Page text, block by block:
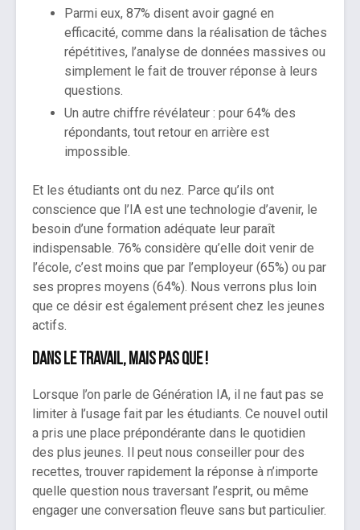
Parmi eux, 87% disent avoir gagné en
efficacité, comme dans la réalisation de tâches
répétitives, l’analyse de données massives ou
simplement le fait de trouver réponse à leurs
questions.
Un autre chiffre révélateur : pour 64% des
répondants, tout retour en arrière est
impossible.
Et les étudiants ont du nez. Parce qu’ils ont
conscience que l’IA est une technologie d’avenir, le
besoin d’une formation adéquate leur paraît
indispensable. 76% considère qu’elle doit venir de
l’école, c’est moins que par l’employeur (65%) ou par
ses propres moyens (64%). Nous verrons plus loin
que ce désir est également présent chez les jeunes
actifs.
Dans le travail, mais pas que!
Lorsque l’on parle de Génération IA, il ne faut pas se
limiter à l’usage fait par les étudiants. Ce nouvel outil
a pris une place prépondérante dans le quotidien
des plus jeunes. Il peut nous conseiller pour des
recettes, trouver rapidement la réponse à n’importe
quelle question nous traversant l’esprit, ou même
engager une conversation fleuve sans but particulier.